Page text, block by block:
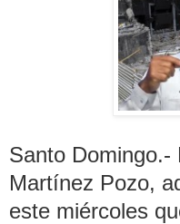
Santo Domingo.-
Martínez Pozo,
este miércoles